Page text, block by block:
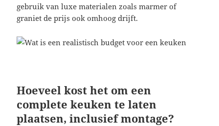
gebruik van luxe materialen zoals marmer of
graniet de prijs ook omhoog drijft.
Hoeveel kost het om een
complete keuken te laten
plaatsen, inclusief montage?